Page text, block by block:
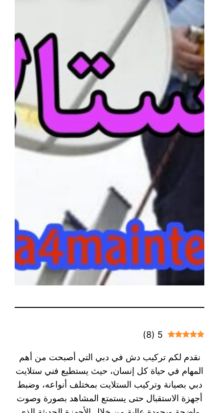
5
(
8
)
نقدم لكم تركيب دش في دبي التي أصبحت من أهم
المهام في حياة كل إنسان، حيث يستطيع فني ستلايت
دبي بصيانة وتركيب الستلايت بمختلف أنواعه، وضبط
أجهزة الاستقبال حتى يستمتع المشاهد بصورة وصوت